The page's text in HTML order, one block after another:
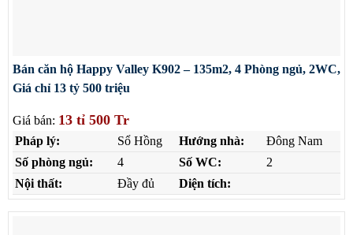
Bán căn hộ Happy Valley K902 – 135m2, 4 Phòng ngủ, 2WC,
Giá chỉ 13 tỷ 500 triệu
Giá bán: 13 tỉ 500 Tr
Pháp lý: Sổ Hồng Hướng nhà:
Đông Nam
Số phòng ngủ:
4 Số WC:
2
Nội thất:
Đầy đủ Diện tích: